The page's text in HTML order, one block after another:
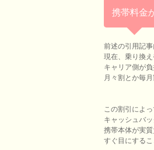
携帯料金
前述の引用記
現在、乗り換
キャリア側が
月々割とか毎
この割引によ
キャッシュバ
携帯本体が実
すぐ目にするこ